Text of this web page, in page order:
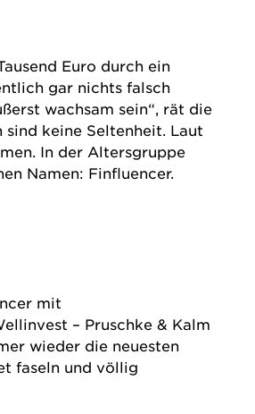
Euro durch ein
gar nichts falsch
wachsam sein“, rät die
keine Seltenheit. Laut
In der Altersgruppe
Namen: Finfluencer.
mit
– Pruschke & Kalm
wieder die neuesten
faseln und völlig